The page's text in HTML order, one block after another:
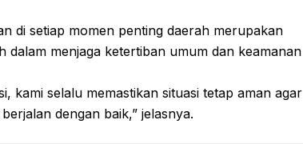
di setiap momen penting daerah merupakan
menjaga ketertiban umum dan keamanan
kami selalu memastikan situasi tetap aman agar
dengan baik,” jelasnya.